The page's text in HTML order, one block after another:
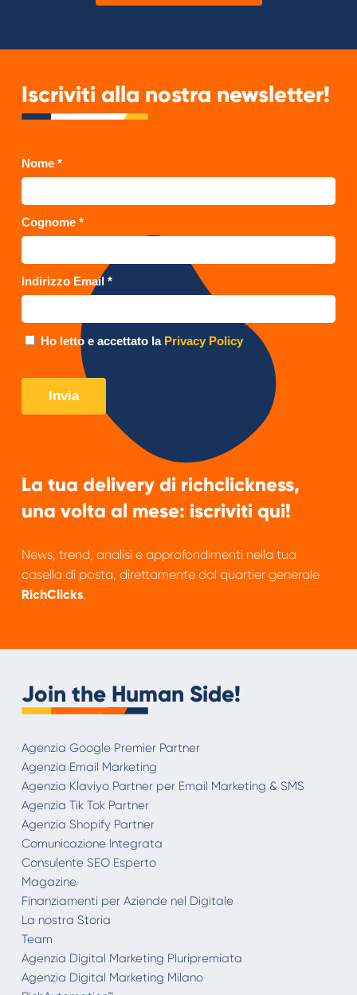
Iscriviti alla nostra newsletter!
La tua delivery di richclickness,
una volta al mese: iscriviti qui!
News, trend, analisi e approfondimenti nella tua
casella di posta, direttamente dal quartier generale
RichClicks.
Join the Human Side!
Agenzia Google Premier Partner
Agenzia Email Marketing
Agenzia Klaviyo Partner per Email Marketing & SMS
Agenzia Tik Tok Partner
Agenzia Shopify Partner
Comunicazione Integrata
Consulente SEO Esperto
Magazine
Finanziamenti per Aziende nel Digitale
La nostra Storia
Team
Agenzia Digital Marketing Pluripremiata
Agenzia Digital Marketing Milano